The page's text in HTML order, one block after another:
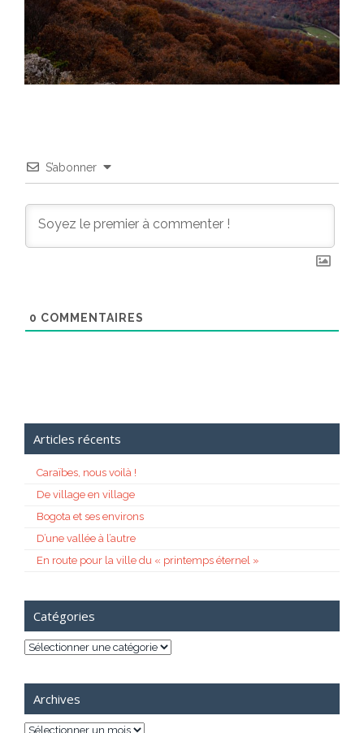
S’abonner
0 COMMENTAIRES
Articles récents
Caraïbes, nous voilà !
De village en village
Bogota et ses environs
D’une vallée à l’autre
En route pour la ville du « printemps éternel »
Catégories
Catégories
Archives
Archives